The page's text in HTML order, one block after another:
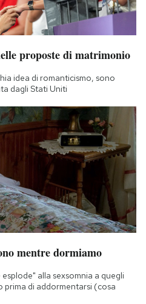
proposte di matrimonio
idea di romanticismo, sono
dagli Stati Uniti
mentre dormiamo
alla sexsomnia a quegli
prima di addormentarsi (cosa